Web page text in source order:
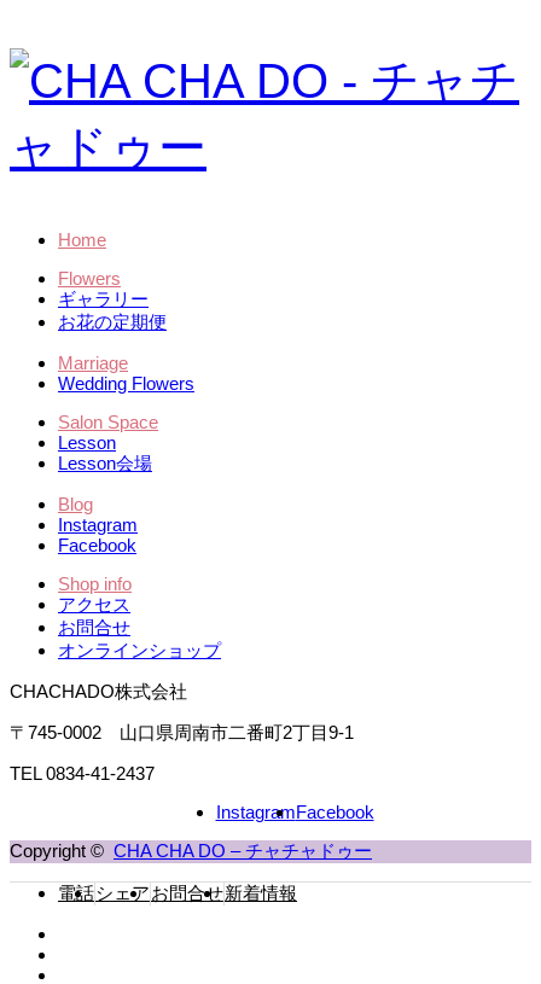
Home
Flowers
ギャラリー
お花の定期便
Marriage
Wedding Flowers
Salon Space
Lesson
Lesson会場
Blog
Instagram
Facebook
Shop info
アクセス
お問合せ
オンラインショップ
CHACHADO株式会社
〒745-0002 山口県周南市二番町2丁目9-1
TEL 0834-41-2437
Facebook
Instagram
Copyright © CHA CHA DO – チャチャドゥー
電話シェアお問合せ新着情報